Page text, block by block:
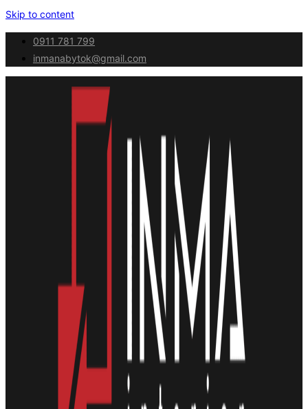
Skip to content
0911 781 799
inmanabytok@gmail.com